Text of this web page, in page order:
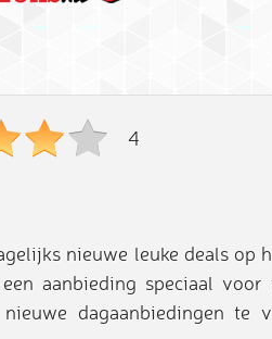
4
nieuwe leuke deals op
aanbieding speciaal voor
dagaanbiedingen te